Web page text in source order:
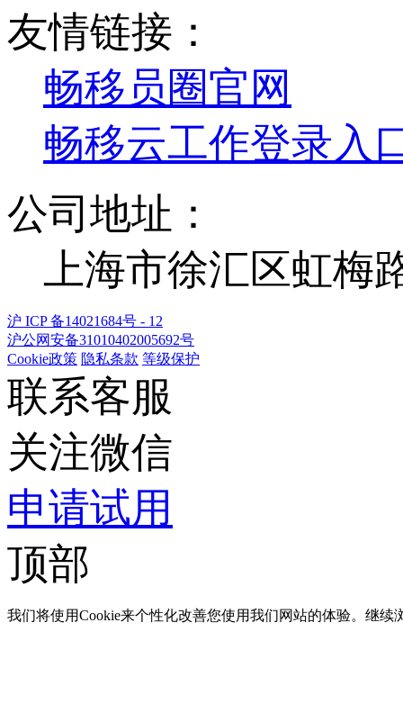
友情链接：
畅移员圈官网
畅移云工作登录入
公司地址：
上海市徐汇区虹梅
沪 ICP 备14021684号 - 12
沪公网安备31010402005692号
Cookie政策 隐私条款 等级保护
联系客服
关注微信
申请试用
顶部
我们将使用Cookie来个性化改善您使用我们网站的体验。继